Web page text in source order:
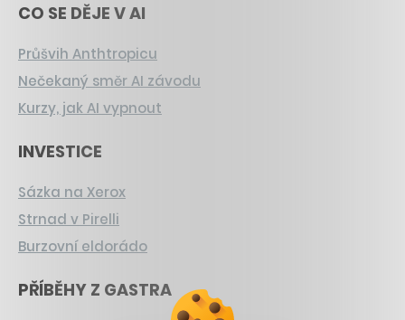
CO SE DĚJE V AI
Průšvih Anthtropicu
Nečekaný směr AI závodu
Kurzy, jak AI vypnout
INVESTICE
Sázka na Xerox
Strnad v Pirelli
Burzovní eldorádo
PŘÍBĚHY Z GASTRA